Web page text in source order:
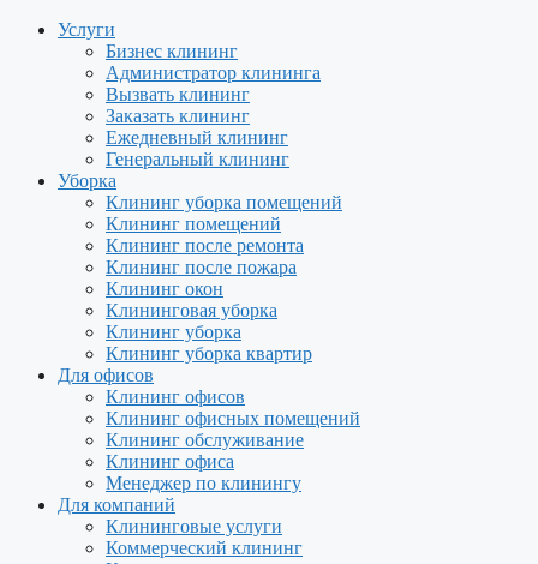
Услуги
Бизнес клининг
Администратор клининга
Вызвать клининг
Заказать клининг
Ежедневный клининг
Генеральный клининг
Уборка
Клининг уборка помещений
Клининг помещений
Клининг после ремонта
Клининг после пожара
Клининг окон
Клининговая уборка
Клининг уборка
Клининг уборка квартир
Для офисов
Клининг офисов
Клининг офисных помещений
Клининг обслуживание
Клининг офиса
Менеджер по клинингу
Для компаний
Клининговые услуги
Коммерческий клининг